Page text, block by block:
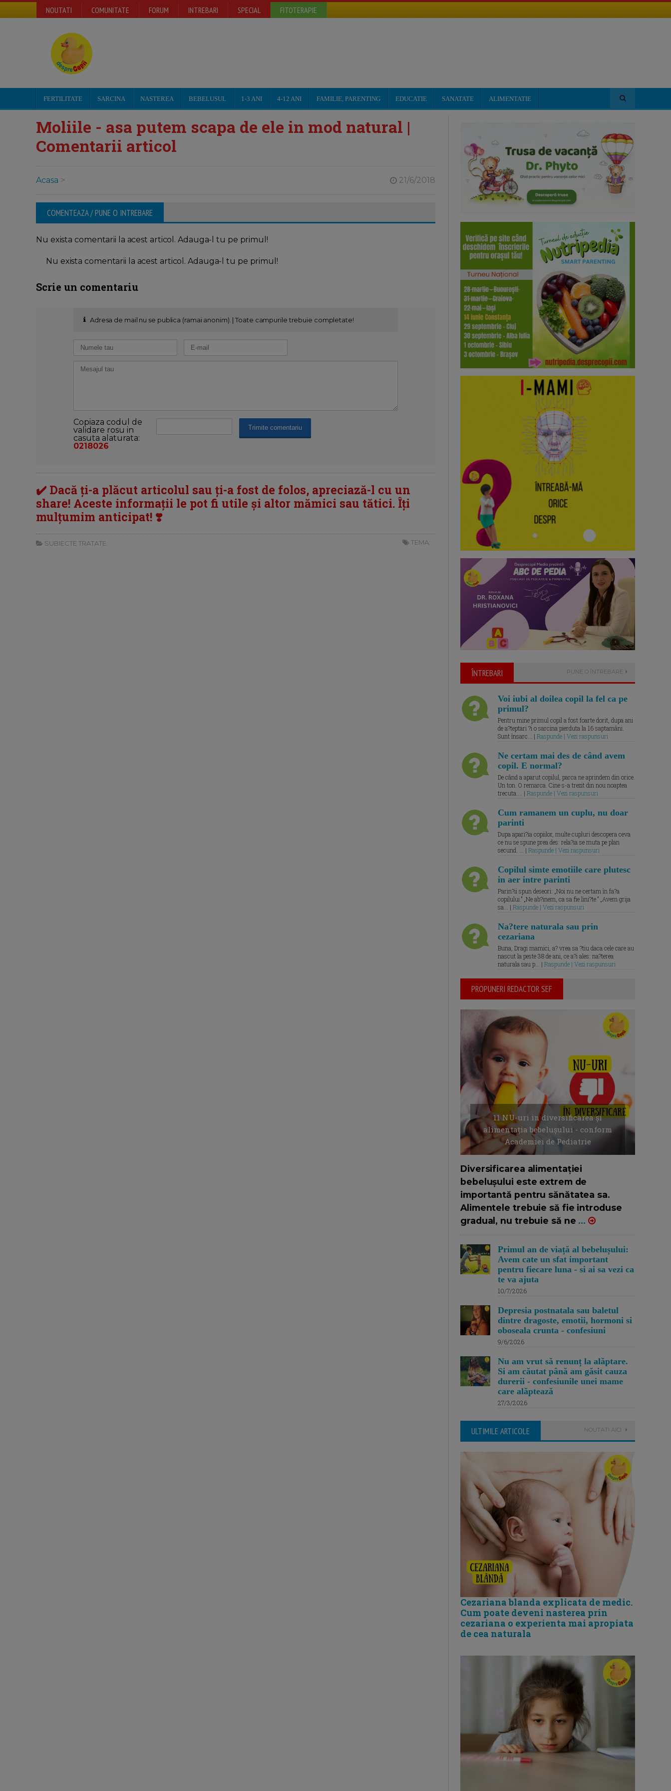
NOUTATI COMUNITATE FORUM INTREBARI SPECIAL FITOTERAPIE
FERTILITATE SARCINA NASTEREA BEBELUSUL 1-3 ANI 4-12 ANI FAMILIE, PARENTING EDUCATIE SANATATE ALIMENTATIE
Moliile - asa putem scapa de ele in mod natural |
Comentarii articol
Acasa > 21/6/2018
COMENTEAZA / PUNE O INTREBARE
Nu exista comentarii la acest articol. Adauga-l tu pe primul!
Nu exista comentarii la acest articol. Adauga-l tu pe primul!
Scrie un comentariu
Adresa de mail nu se publica (ramai anonim). | Toate campurile trebuie completate!
Copiaza codul de
validare rosu in
casuta alaturata:
0218026
✔️ Dacă ți-a plăcut articolul sau ți-a fost de folos, apreciază-l cu un
share! Aceste informații le pot fi utile și altor mămici sau tătici. Îți
mulțumim anticipat! ❣️
SUBIECTE TRATATE: TEMA:
ÎNTREBARI PUNE O ÎNTREBARE
Voi iubi al doilea copil la fel ca pe
primul?
Pentru mine primul copil a fost foarte dorit, dupa ani
de a?teptari ?i o sarcina pierduta la 16 saptamâni.
Sunt însarc... | Raspunde | Vezi raspunsuri
Ne certam mai des de când avem
copil. E normal?
De când a aparut copilul, parca ne aprindem din orice.
Un ton. O remarca. Cine s-a trezit din nou noaptea
trecuta.... | Raspunde | Vezi raspunsuri
Cum ramanem un cuplu, nu doar
parinti
Dupa apari?ia copiilor, multe cupluri descopera ceva
ce nu se spune prea des: rela?ia se muta pe plan
secund. ... | Raspunde | Vezi raspunsuri
Copilul simte emotiile care plutesc
in aer intre parinti
Parin?ii spun deseori: „Noi nu ne certam în fa?a
copilului.” „Ne ab?inem, ca sa fie lini?te.” „Avem grija
sa... | Raspunde | Vezi raspunsuri
Na?tere naturala sau prin
cezariana
Buna, Dragi mamici, a? vrea sa ?tiu daca cele care au
nascut la peste 38 de ani, ce a?i ales: na?terea
naturala sau p... | Raspunde | Vezi raspunsuri
PROPUNERI REDACTOR SEF
11 NU-uri in diversificarea și
alimentația bebelușului - conform
Academiei de Pediatrie
Diversificarea alimentației
bebelușului este extrem de
importantă pentru sănătatea sa.
Alimentele trebuie să fie introduse
gradual, nu trebuie să ne ...
Primul an de viață al bebelușului:
Avem cate un sfat important
pentru fiecare luna - si ai sa vezi ca
te va ajuta
10/7/2026
Depresia postnatala sau baletul
dintre dragoste, emotii, hormoni si
oboseala crunta - confesiuni
9/6/2026
Nu am vrut să renunț la alăptare.
Si am căutat până am găsit cauza
durerii - confesiunile unei mame
care alăptează
27/3/2026
ULTIMILE ARTICOLE NOUTATI AICI
Cezariana blanda explicata de medic.
Cum poate deveni nasterea prin
cezariana o experienta mai apropiata
de cea naturala